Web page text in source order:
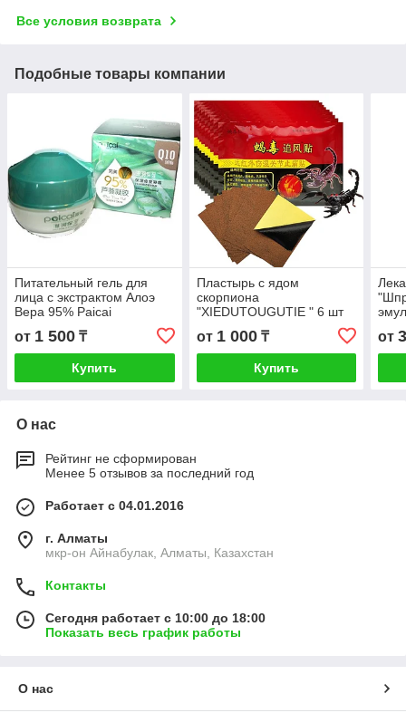
Все условия возврата
Подобные товары компании
Питательный гель для
лица с экстрактом Алоэ
Вера 95% Paicai
от 1 500 ₸
Купить
Пластырь с ядом
скорпиона
"XIEDUTOUGUTIE " 6 шт
от 1 000₸
Купить
от
О нас
Рейтинг не сформирован
Менее 5 отзывов за последний год
Работает с 04.01.2016
г. Алматы
мкр-он Айнабулак, Алматы, Казахстан
Контакты
Сегодня работает с 10:00 до 18:00
Показать весь график работы
О нас